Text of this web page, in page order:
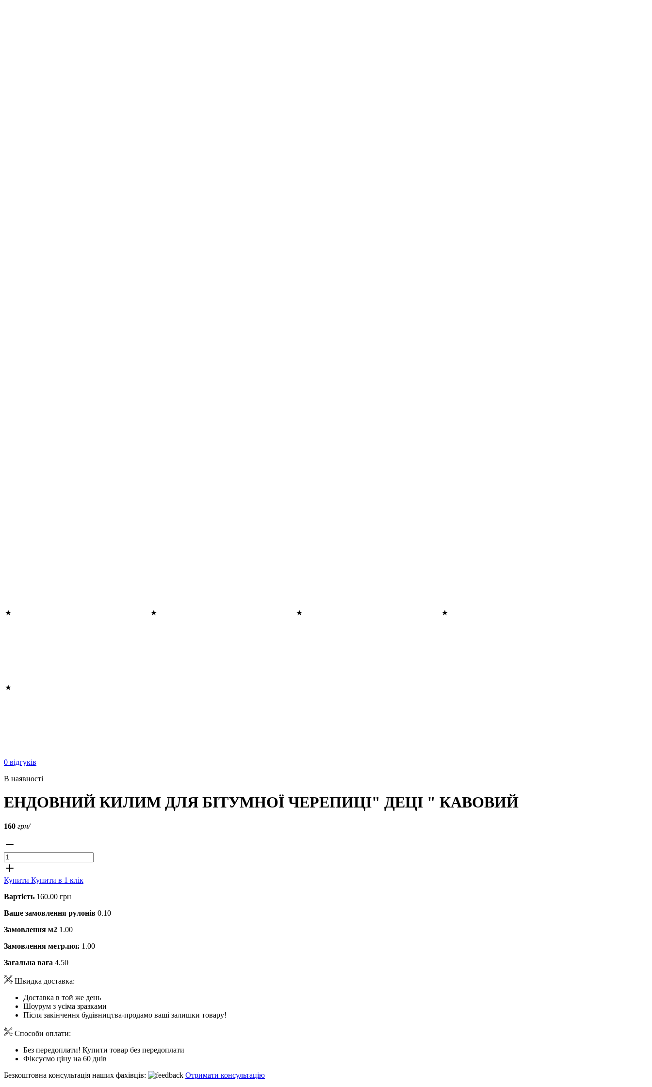
0 відгуків
В наявності
ЕНДОВНИЙ КИЛИМ ДЛЯ БІТУМНОЇ ЧЕРЕПИЦІ" ДЕЦІ " КАВОВИЙ
160 грн/
Купити Купити в 1 клік
Вартість 160.00 грн
Ваше замовлення рулонів 0.10
Замовлення м2 1.00
Замовлення метр.пог. 1.00
Загальна вага 4.50
Швидка доставка:
Доставка в той же день
Шоурум з усіма зразками
Після закінчення будівництва-продамо ваші залишки товару!
Способи оплати:
Без передоплати! Купити товар без передоплати
Фіксуємо ціну на 60 днів
Безкоштовна консультація наших фахівців:
Отримати консультацію